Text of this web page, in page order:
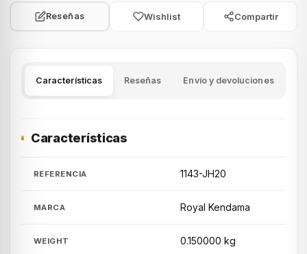
Reseñas Wishlist Compartir
Características Reseñas Envío y devoluciones
Características
REFERENCIA 1143-JH20
MARCA Royal Kendama
WEIGHT 0.150000 kg